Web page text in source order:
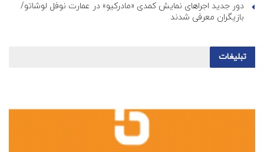
دور جدید اجراهای نمایش کمدی «مادرکیو» در عمارت نوفل لوشاتو/
بازیگران معرفی شدند
تبلیغات